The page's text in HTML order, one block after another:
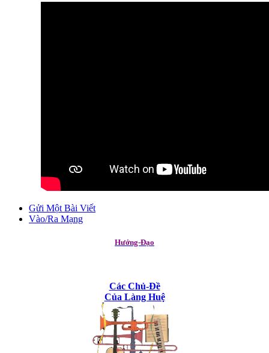
Gửi Một Bài Viết
Vào/Ra Mạng
Hướng-Đạo
Các Chủ-Đề
Của Làng Huệ